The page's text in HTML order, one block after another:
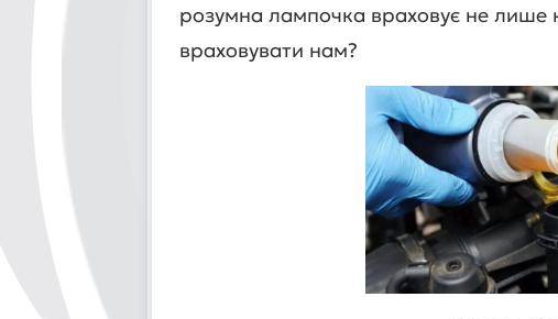
розумна лампочка враховує не
враховувати нам?